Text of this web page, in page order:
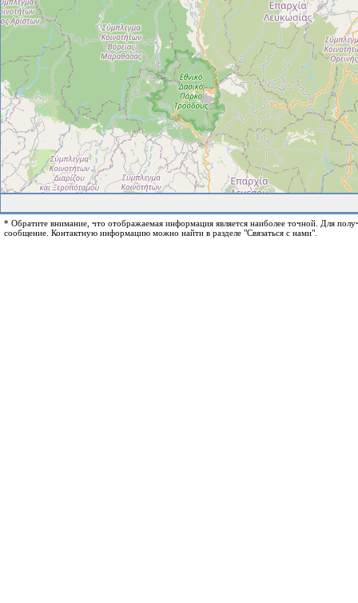
* Обратите внимание, что отображаемая информация является наиболее точной. Для
сообщение. Контактную информацию можно найти в разделе "Связаться с нами".